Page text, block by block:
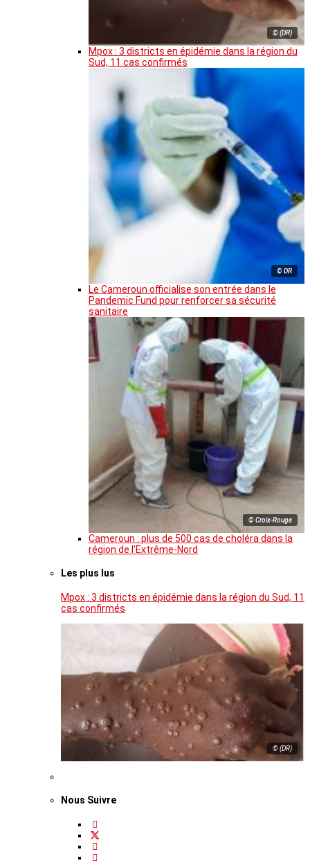
© (DR)
Mpox : 3 districts en épidémie dans la région du
Sud, 11 cas confirmés
© DR
Le Cameroun officialise son entrée dans le
Pandemic Fund pour renforcer sa sécurité
sanitaire
© Croix-Rouge
Cameroun : plus de 500 cas de choléra dans la
région de l’Extrême-Nord
Les plus lus
Mpox : 3 districts en épidémie dans la région du Sud, 11
cas confirmés
© (DR)
Nous Suivre